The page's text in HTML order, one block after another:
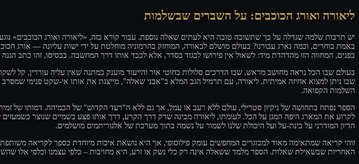
ליאורה ואורג הכוכבים: על השברים שבשלמות
יש תרבות שלמה שגדלה על כך שתשובה טובה היא לעתים שאלה נוספת. עבור קורא כזה, «ליאורה ואורג הכוכבים»
באמת בוחרים, וכמה נארג עבורנו? בעולם מושלם לכאורה, המוחזק בהרמוניה מוחלטת על ידי ישות עליונה —
בפנים, המחווה הזו מהדהדת מיד: לשאול אין פירושו לבגוד בסדר, אלא לכבד אותו דרך המחשבה. בבסיסו, זהו כתב
בעולם שבו הכל נראה מחושב מראש, שבו הדרכים סלולות בחוטי אור והייעוד מוענק כמתנה שאין עליה עוררין, קל
שבו ניתן למצוא אחיזה אמיתית. ליאורה, עם תרמיל הגב המלא ב"אבני שאלה", מייצגת את אותו אי-שקט פנימי
השלמות הקפואה.
הספר נפתח בתחושה של ניקיון סטרילי, עולם ללא רעב או עמל, אך גם ללא ה"רעד הקדוש" של הכמיהה. דמותו של
לקרוע את המארג היפה המגן על הכל. לעומתו, ליאורה מבינה שרק דרך הקרע, דרך אותו פצע בשמיים שנוצר
הדיון המודרני על בינת-על ועל היכולת שלנו לשמור על נשמה בתוך מערכת של אלגוריתמים מושלמים.
זוהי קריאה שמתאימה מאוד למבוגרים המחפשים עומק פילוסופי, אך היא נושאת איכות מיוחדת כספר לקריאה
האחריות שבשאילת שאלות. הספר מלמד ששאלה אינה רק כלי נשק או זרע, היא מחויבות – כלפי עצמנו וכלפי אלו